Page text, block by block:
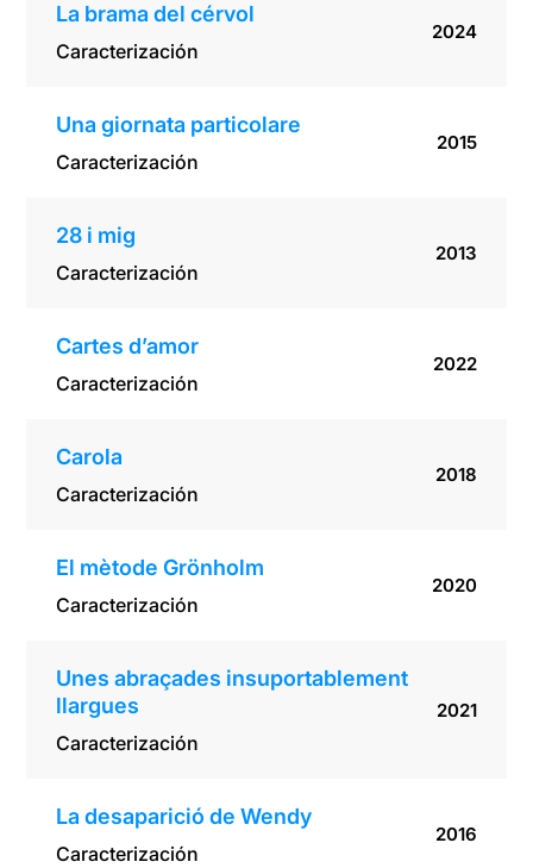
La brama del cérvol
Caracterización
2024
Una giornata particolare
Caracterización
2015
28 i mig
Caracterización
2013
Cartes d’amor
Caracterización
2022
Carola
Caracterización
2018
El mètode Grönholm
Caracterización
2020
Unes abraçades insuportablement
llargues
Caracterización
2021
La desaparició de Wendy
Caracterización
2016